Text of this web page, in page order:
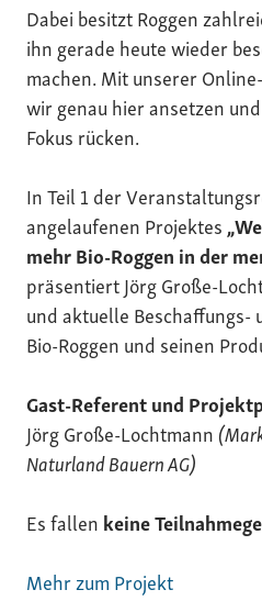
Dabei besitzt Roggen
ihn gerade heute wieder
machen. Mit unserer
wir genau hier ansetzen
Fokus rücken.
In Teil 1 der
angelaufenen Projektes
mehr Bio-Roggen in der
präsentiert Jörg Große-
und aktuelle
Bio-Roggen und seinen
Gast-Referent und
Jörg Große-Lochtmann
Naturland Bauern AG)
Es fallen keine
Mehr zum Projekt